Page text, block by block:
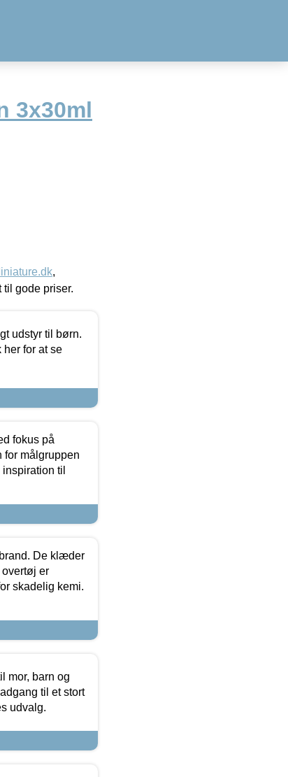
3x30ml
,
til gode priser.
udstyr til børn.
her for at se
fokus på
målgruppen
til
De klæder
er
skadelig kemi.
mor, barn og
til et stort
udvalg.